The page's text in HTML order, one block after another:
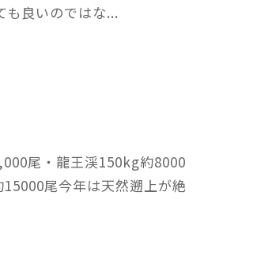
も良いのではな...
尾・龍王渓150kg約8000
尾今年は天然遡上が絶